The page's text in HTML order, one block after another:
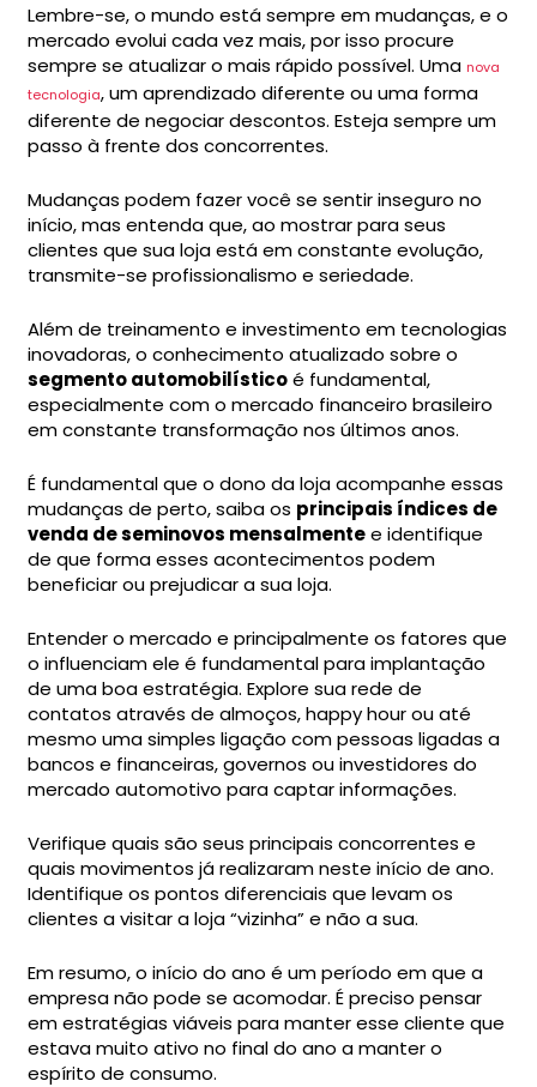
Lembre-se, o mundo está sempre em mudanças, e o
mercado evolui cada vez mais, por isso procure
sempre se atualizar o mais rápido possível. Uma nova
tecnologia, um aprendizado diferente ou uma forma
diferente de negociar descontos. Esteja sempre um
passo à frente dos concorrentes.
Mudanças podem fazer você se sentir inseguro no
início, mas entenda que, ao mostrar para seus
clientes que sua loja está em constante evolução,
transmite-se profissionalismo e seriedade.
Além de treinamento e investimento em tecnologias
inovadoras, o conhecimento atualizado sobre o
segmento automobilísticoé fundamental,
especialmente com o mercado financeiro brasileiro
em constante transformação nos últimos anos.
É fundamental que o dono da loja acompanhe essas
mudanças de perto, saiba os principais índices de
venda de seminovos mensalmentee identifique
de que forma esses acontecimentos podem
beneficiar ou prejudicar a sua loja.
Entender o mercado e principalmente os fatores que
o influenciam ele é fundamental para implantação
de uma boa estratégia. Explore sua rede de
contatos através de almoços, happy hour ou até
mesmo uma simples ligação com pessoas ligadas a
bancos e financeiras, governos ou investidores do
mercado automotivo para captar informações.
Verifique quais são seus principais concorrentes e
quais movimentos já realizaram neste início de ano.
Identifique os pontos diferenciais que levam os
clientes a visitar a loja “vizinha” e não a sua.
Em resumo, o início do ano é um período em que a
empresa não pode se acomodar. É preciso pensar
em estratégias viáveis para manter esse cliente que
estava muito ativo no final do ano a manter o
espírito de consumo.